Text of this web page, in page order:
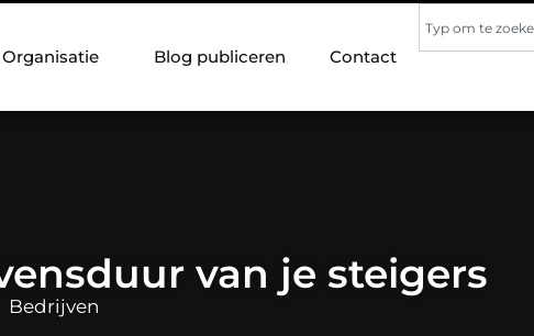
Blog publiceren Contact
van je steigers
Bedrijven